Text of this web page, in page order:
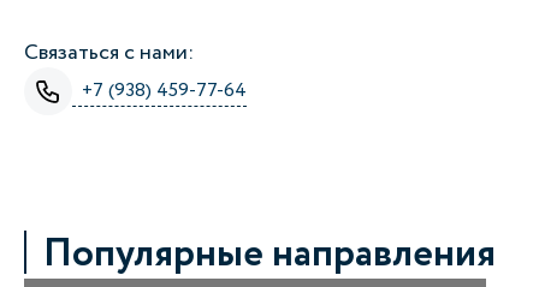
Связаться с нами:
+7 (938) 459-77-64
Популярные направления